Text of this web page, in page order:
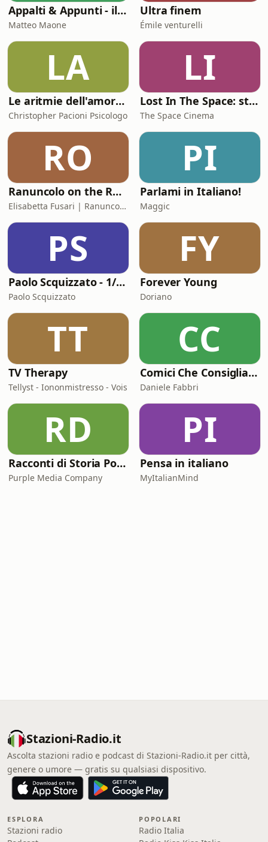
Appalti & Appunti - il procurement spiegato da chi lo vive
Matteo Maone
Ultra finem
Émile venturelli
LA
Le aritmie dell'amore. Palpitazioni e tachicardia dei legami affettivi
Christopher Pacioni Psicologo
LI
Lost In The Space: storie di cinema
The Space Cinema
RO
Ranuncolo on the Road
Elisabetta Fusari | Ranuncolo Libri
PI
Parlami in Italiano!
Maggic
PS
Paolo Scquizzato - 1/2 ora con donPi
Paolo Scquizzato
FY
Forever Young
Doriano
TT
TV Therapy
Tellyst - Iononmistresso - Vois
CC
Comici Che Consigliano Cose
Daniele Fabbri
RD
Racconti di Storia Podcast
Purple Media Company
PI
Pensa in italiano
MyItalianMind
Stazioni-Radio.it
Ascolta stazioni radio e podcast di Stazioni-Radio.it per città,
genere o umore — gratis su qualsiasi dispositivo.
ESPLORA
Stazioni radio
POPOLARI
Radio Italia